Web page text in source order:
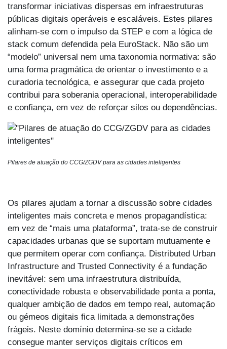
transformar iniciativas dispersas em infraestruturas
públicas digitais operáveis e escaláveis. Estes pilares
alinham-se com o impulso da STEP e com a lógica de
stack comum defendida pela EuroStack. Não são um
“modelo” universal nem uma taxonomia normativa: são
uma forma pragmática de orientar o investimento e a
curadoria tecnológica, e assegurar que cada projeto
contribui para soberania operacional, interoperabilidade
e confiança, em vez de reforçar silos ou dependências.
Pilares de atuação do CCG/ZGDV para as cidades inteligentes
Os pilares ajudam a tornar a discussão sobre cidades
inteligentes mais concreta e menos propagandística:
em vez de “mais uma plataforma”, trata-se de construir
capacidades urbanas que se suportam mutuamente e
que permitem operar com confiança. Distributed Urban
Infrastructure and Trusted Connectivity é a fundação
inevitável: sem uma infraestrutura distribuída,
conectividade robusta e observabilidade ponta a ponta,
qualquer ambição de dados em tempo real, automação
ou gémeos digitais fica limitada a demonstrações
frágeis. Neste domínio determina-se se a cidade
consegue manter serviços digitais críticos em